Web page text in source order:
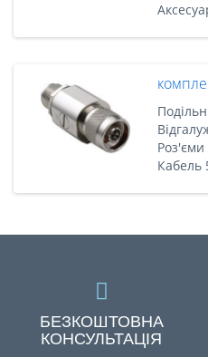
Роз'єми
Кабель
БЕЗКОШТОВНА
КОНСУЛЬТАЦІЯ